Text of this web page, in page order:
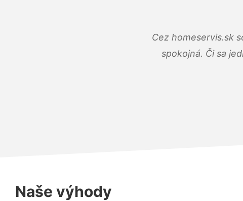
Cez homeservis.sk
spokojná. Či sa
Naše výhody